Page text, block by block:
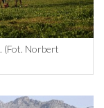
(Fot. Norbert